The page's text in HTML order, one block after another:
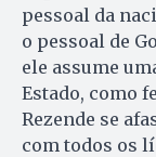
pessoal da
o pessoal de
ele assume
Estado, como
Rezende se
com todos os